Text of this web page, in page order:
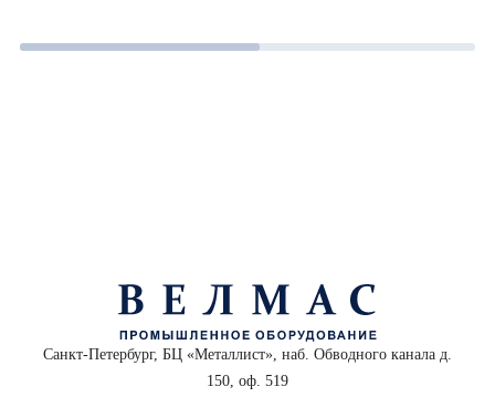
Санкт-Петербург, БЦ «Металлист», наб. Обводного канала д.
150, оф. 519